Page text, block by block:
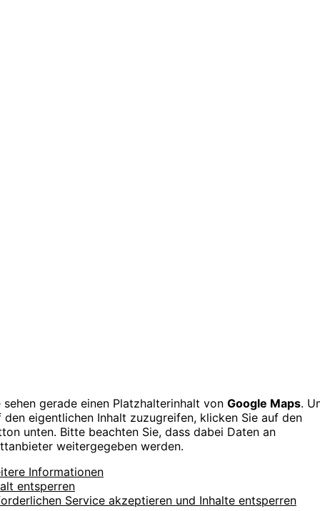
sehen gerade einen Platzhalterinhalt von Google Maps.
den eigentlichen Inhalt zuzugreifen, klicken Sie auf den
unten. Bitte beachten Sie, dass dabei Daten an
weitergegeben werden.
Informationen
entsperren
Service akzeptieren und Inhalte entsperren